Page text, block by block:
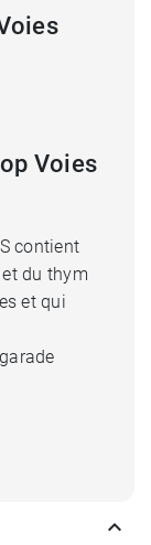
Voies
contient
du thym
et qui